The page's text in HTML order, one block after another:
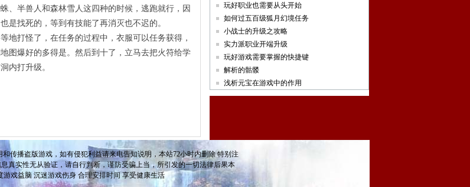
、半兽人和森林雪人这四种的时候，逃跑就行，因
是找死的，等到有技能了再消灭也不迟的。
打怪了，在任务的过程中，衣服可以任务获得，
图爆好的多得是。然后到十了，立马去把火符给学
内打升级。
玩好职业也需要从头开始
如何过五百级狐月幻境任务
小战士的升级之攻略
实力派职业开端升级
玩好游戏需要掌握的快捷键
解析的骷髅
浅析元宝在游戏中的作用
传播盗版游戏，如有侵犯利益请来电告知说明，本站72小时内删除 特别注
真实性无从验证，请自行判断，谨防受骗上当，所引发的一切法律后果本
戏益脑 沉迷游戏伤身 合理安排时间 享受健康生活